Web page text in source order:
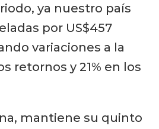
ya nuestro país
por US$457
variaciones a la
retornos y 21% en los
mantiene su quinto